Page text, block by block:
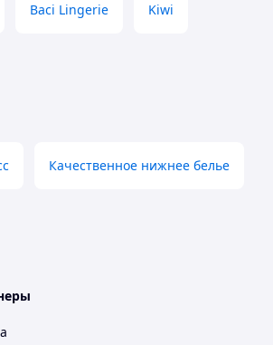
Baci Lingerie Kiwi
Качественное нижнее белье